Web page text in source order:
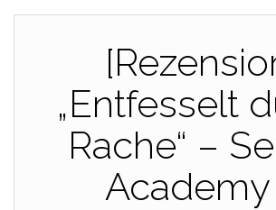
„Entfesselt
Rache“ –
Academy